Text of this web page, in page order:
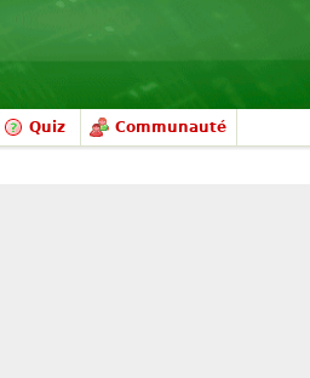
Quiz Communauté